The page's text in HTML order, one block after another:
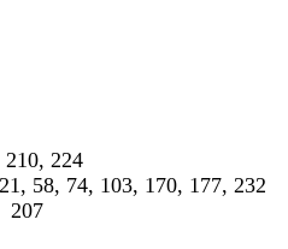
224
58, 74, 103, 170, 177, 232
207